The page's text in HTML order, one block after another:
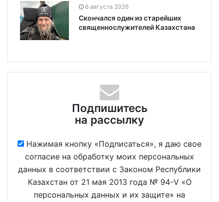
6 августа 2026
Скончался один из старейших
священнослужителей Казахстана
Подпишитесь
на рассылку
Нажимая кнопку «Подписаться», я даю свое
согласие на обработку моих персональных
данных в соответствии с Законом Республики
Казахстан от 21 мая 2013 года № 94-V «О
персональных данных и их защите» на